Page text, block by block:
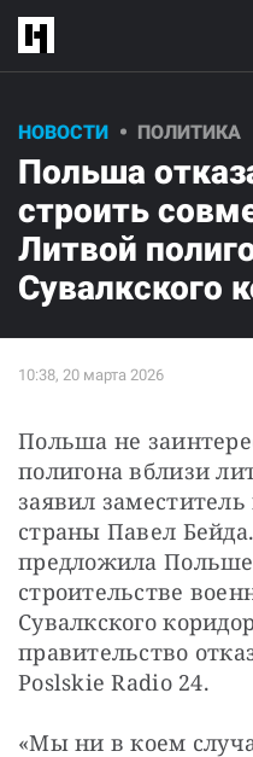
НОВОСТИ ПОЛИТИКА
Польша
строить
Литвой
Сувалкского
Польша не
полигона вблизи
заявил
страны Павел
предложила Польше
строительстве
Сувалкского
правительство
Poslskie Radio 24.
«Мы ни в коем